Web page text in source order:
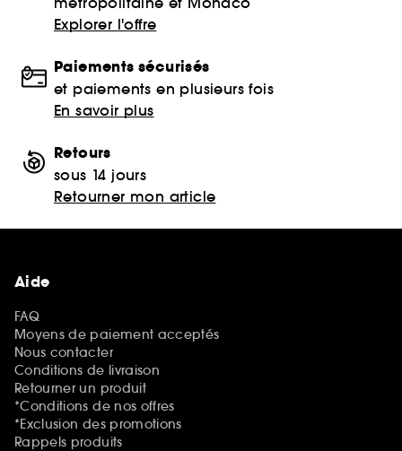
Explorer l'offre
Paiements sécurisés
et paiements en plusieurs fois
En savoir plus
Retours
sous 14 jours
Retourner mon article
Aide
FAQ
Moyens de paiement acceptés
Nous contacter
Conditions de livraison
Retourner un produit
*Conditions de nos offres
*Exclusion des promotions
Rappels produits